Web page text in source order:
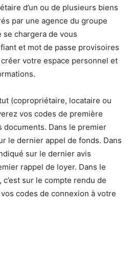
d’un ou de plusieurs biens
par une agence du groupe
se chargera de vous
et mot de passe provisoires
votre espace personnel et
(copropriétaire, locataire ou
vos codes de première
Dans le premier
le dernier appel de fonds. Dans
sur le dernier avis
rappel de loyer. Dans le
sur le compte rendu de
codes de connexion à votre